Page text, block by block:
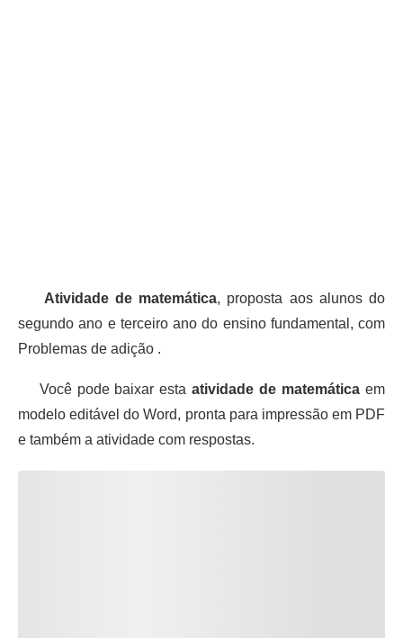
Atividade de matemática, proposta aos alunos do
segundo ano e terceiro ano do ensino fundamental, com
Problemas de adição .
Você pode baixar estaatividade de matemática em
modelo editável do Word, pronta para impressão em PDF
e também a atividade com respostas.